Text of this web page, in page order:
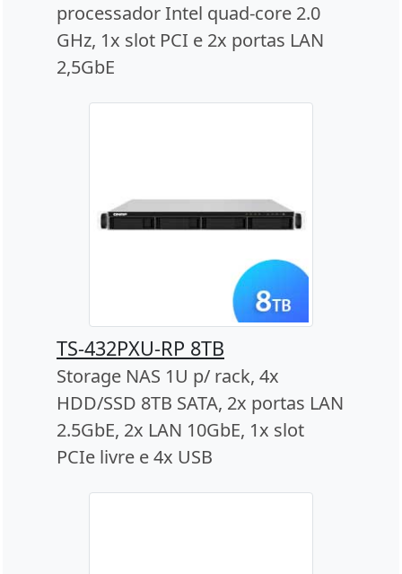
processador Intel quad-core 2.0
GHz, 1x slot PCI e 2x portas LAN
2,5GbE
TS-432PXU-RP 8TB
Storage NAS 1U p/ rack, 4x
HDD/SSD 8TB SATA, 2x portas LAN
2.5GbE, 2x LAN 10GbE, 1x slot
PCIe livre e 4x USB